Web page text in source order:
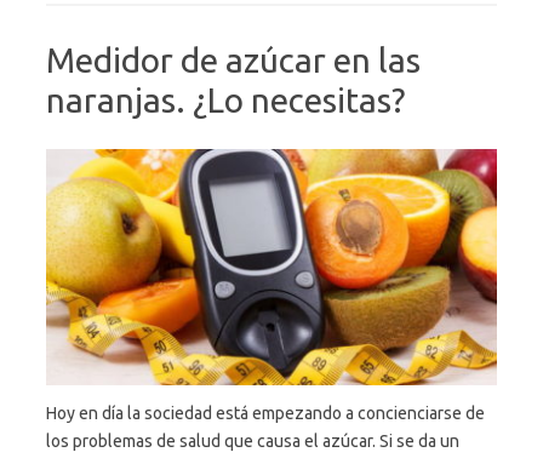
Medidor de azúcar en las
naranjas. ¿Lo necesitas?
Hoy en día la sociedad está empezando a concienciarse de
los problemas de salud que causa el azúcar. Si se da un